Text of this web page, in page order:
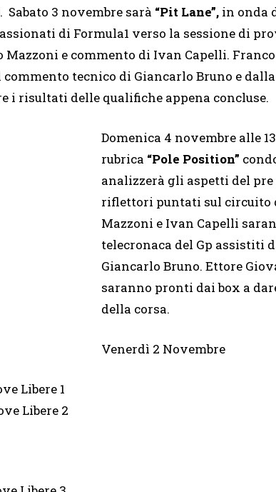
Sabato 3 novembre sarà “Pit Lane”, in onda
di Formula1 verso la sessione di
e commento di Ivan Capelli.
tecnico di Giancarlo Bruno e
i risultati delle qualifiche appena concluse.
Domenica 4 novembre alle
rubrica “Pole Position”
analizzerà gli aspetti del pre
riflettori puntati sul circuito
Mazzoni e Ivan Capelli
telecronaca del Gp assistiti
Giancarlo Bruno. Ettore
saranno pronti dai box a
della corsa.
Venerdì 2 Novembre
Libere 1
Libere 2